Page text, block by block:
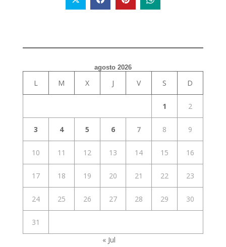
agosto 2026
L M X J V S D
1 2
3 4 5 6 7 8 9
10 11 12 13 14 15 16
17 18 19 20 21 22 23
24 25 26 27 28 29 30
31
« Jul